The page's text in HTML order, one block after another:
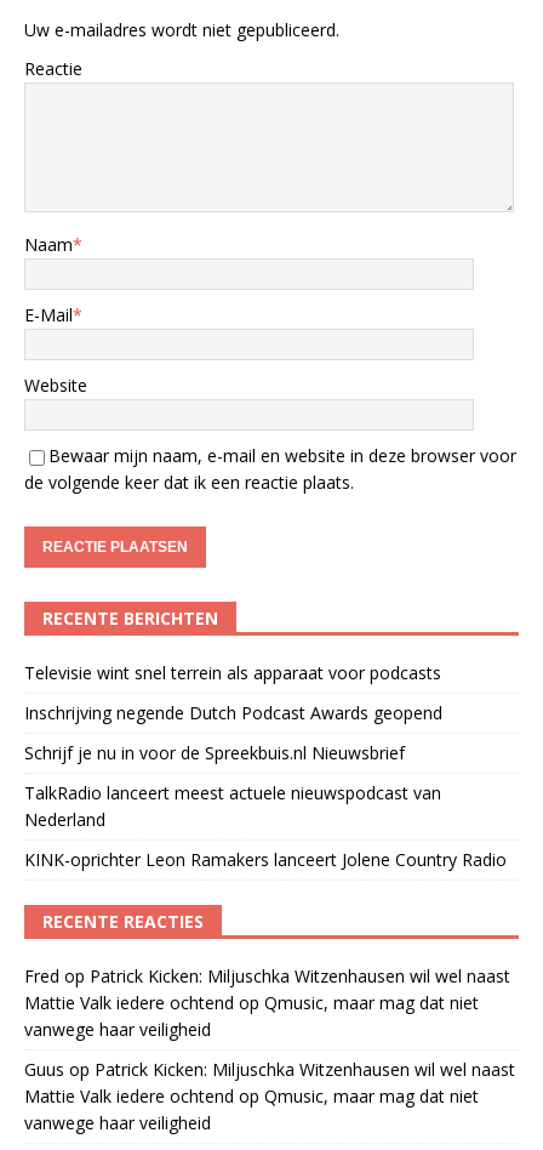
Uw e-mailadres wordt niet gepubliceerd.
Reactie
Naam*
E-Mail*
Website
Bewaar mijn naam, e-mail en website in deze browser voor
de volgende keer dat ik een reactie plaats.
RECENTE BERICHTEN
Televisie wint snel terrein als apparaat voor podcasts
Inschrijving negende Dutch Podcast Awards geopend
Schrijf je nu in voor de Spreekbuis.nl Nieuwsbrief
TalkRadio lanceert meest actuele nieuwspodcast van
Nederland
KINK-oprichter Leon Ramakers lanceert Jolene Country Radio
RECENTE REACTIES
Fred op Patrick Kicken: Miljuschka Witzenhausen wil wel naast
Mattie Valk iedere ochtend op Qmusic, maar mag dat niet
vanwege haar veiligheid
Guus op Patrick Kicken: Miljuschka Witzenhausen wil wel naast
Mattie Valk iedere ochtend op Qmusic, maar mag dat niet
vanwege haar veiligheid